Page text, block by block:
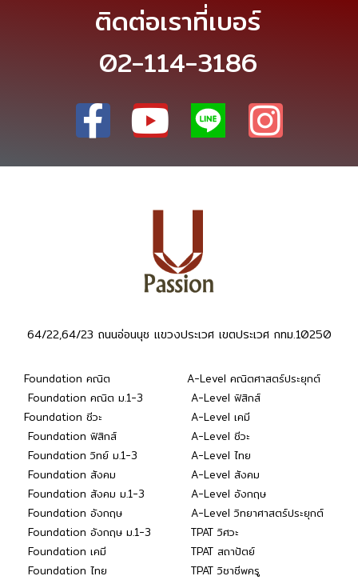
ติดต่อเราที่เบอร์
02-114-3186
64/22,64/23 ถนนอ่อนนุช แขวงประเวศ เขตประเวศ กทม.10250
Foundation คณิต
Foundation คณิต ม.1-3
Foundation ชีวะ
Foundation ฟิสิกส์
Foundation วิทย์ ม.1-3
Foundation สังคม
Foundation สังคม ม.1-3
Foundation อังกฤษ
Foundation อังกฤษ ม.1-3
Foundation เคมี
Foundation ไทย
A-Level คณิตศาสตร์ประยุกต์
A-Level ฟิสิกส์
A-Level เคมี
A-Level ชีวะ
A-Level ไทย
A-Level สังคม
A-Level อังกฤษ
A-Level วิทยาศาสตร์ประยุกต์
TPAT วิศวะ
TPAT สถาปัตย์
TPAT วิชาชีพครู